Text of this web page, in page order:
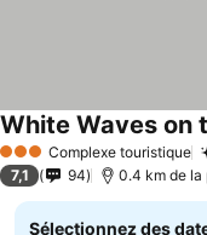
3 ÉtoilesComplexe touristique
White Waves on
7,1 94 0.4 km de la
Sélectionnez des